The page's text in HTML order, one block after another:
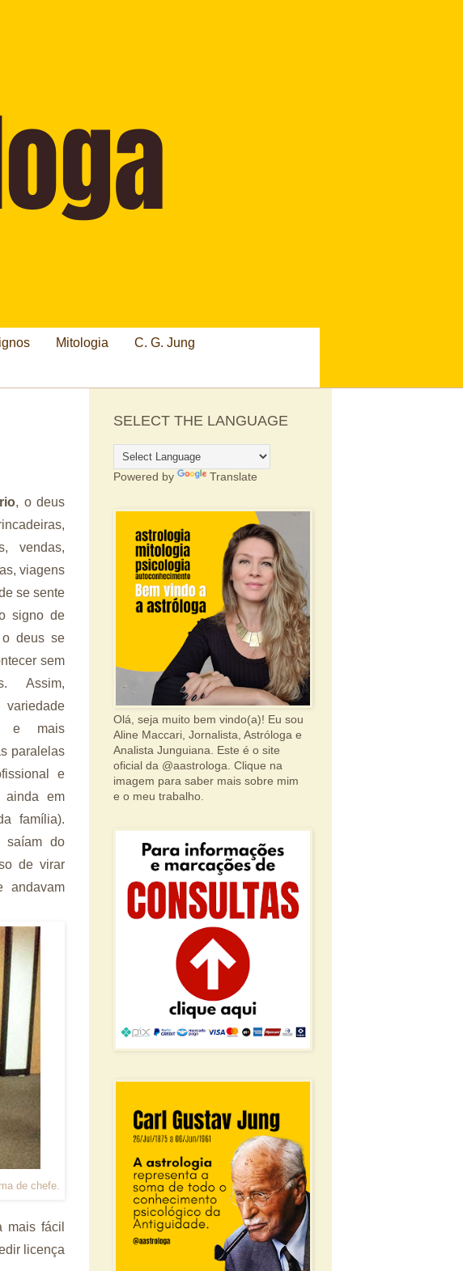
Mitologia C. G. Jung
, o deus
vendas,
viagens
se sente
signo de
deus se
sem
Assim,
e mais
paralelas
e
ainda em
família).
saíam do
de virar
andavam
de chefe.
mais fácil
licença
SELECT THE LANGUAGE
Powered by Translate
Olá, seja muito bem vindo(a)! Eu sou
Aline Maccari, Jornalista, Astróloga e
Analista Junguiana. Este é o site
oficial da @aastrologa. Clique na
imagem para saber mais sobre mim
e o meu trabalho.